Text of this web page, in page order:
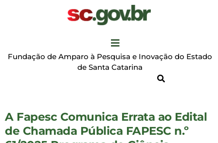
Fundação de Amparo à Pesquisa e Inovação do Estado
de Santa Catarina
A Fapesc Comunica Errata ao Edital
de Chamada Pública FAPESC n.º